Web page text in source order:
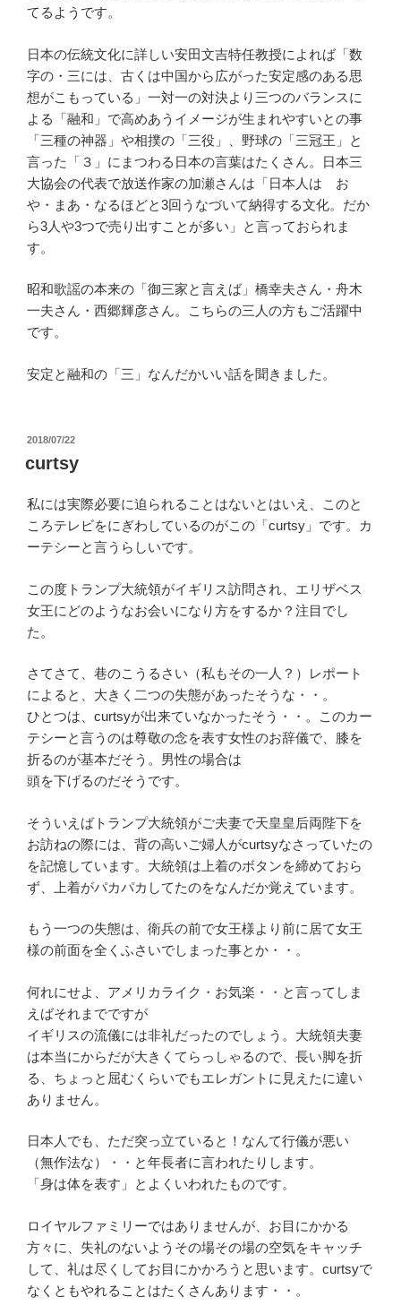
てるようです。
日本の伝統文化に詳しい安田文吉特任教授によれば「数
字の・三には、古くは中国から広がった安定感のある思
想がこもっている」一対一の対決より三つのバランスに
よる「融和」で高めあうイメージが生まれやすいとの事
「三種の神器」や相撲の「三役」、野球の「三冠王」と
言った「３」にまつわる日本の言葉はたくさん。日本三
大協会の代表で放送作家の加瀬さんは「日本人は お
や・まあ・なるほどと3回うなづいて納得する文化。だか
ら3人や3つで売り出すことが多い」と言っておられま
す。
昭和歌謡の本来の「御三家と言えば」橋幸夫さん・舟木
一夫さん・西郷輝彦さん。こちらの三人の方もご活躍中
です。
安定と融和の「三」なんだかいい話を聞きました。
投
日:
2018/07/22
curtsy
私には実際必要に迫られることはないとはいえ、このと
ころテレビをにぎわしているのがこの「curtsy」です。カ
ーテシーと言うらしいです。
この度トランプ大統領がイギリス訪問され、エリザベス
女王にどのようなお会いになり方をするか？注目でし
た。
さてさて、巷のこうるさい（私もその一人？）レポート
によると、大きく二つの失態があったそうな・・。
ひとつは、curtsyが出来ていなかったそう・・。このカー
テシーと言うのは尊敬の念を表す女性のお辞儀で、膝を
折るのが基本だそう。男性の場合は
頭を下げるのだそうです。
そういえばトランプ大統領がご夫妻で天皇皇后両陛下を
お訪ねの際には、背の高いご婦人がcurtsyなさっていたの
を記憶しています。大統領は上着のボタンを締めておら
ず、上着がパカパカしてたのをなんだか覚えています。
もう一つの失態は、衛兵の前で女王様より前に居て女王
様の前面を全くふさいでしまった事とか・・。
何れにせよ、アメリカライク・お気楽・・と言ってしま
えばそれまでですが
イギリスの流儀には非礼だったのでしょう。大統領夫妻
は本当にからだが大きくてらっしゃるので、長い脚を折
る、ちょっと屈むくらいでもエレガントに見えたに違い
ありません。
日本人でも、ただ突っ立ていると！なんて行儀が悪い
（無作法な）・・と年長者に言われたりします。
「身は体を表す」とよくいわれたものです。
ロイヤルファミリーではありませんが、お目にかかる
方々に、失礼のないようその場その場の空気をキャッチ
して、礼は尽くしてお目にかかろうと思います。curtsyで
なくともやれることはたくさんあります・・。